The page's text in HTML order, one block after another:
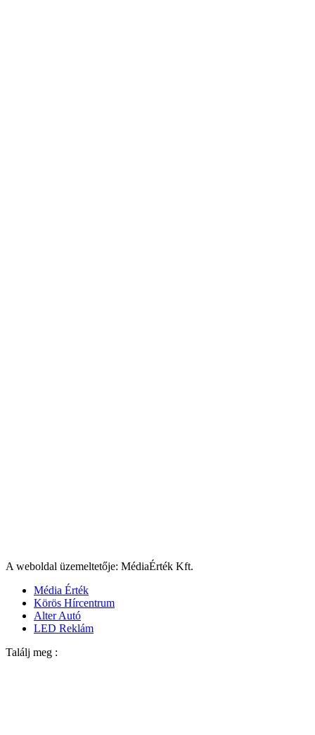
A weboldal üzemeltetője: MédiaÉrték Kft.
Média Érték
Körös Hírcentrum
Alter Autó
LED Reklám
Találj meg :